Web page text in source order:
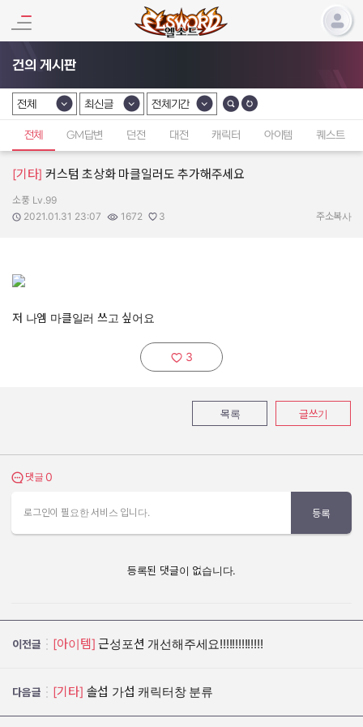
건의 게시판
카테고리 선택
전체
카테고리 선택
최신글
카테고리 선택
전체기간
전체 GM답변 던전 대전 캐릭터 아이템 퀘스트
[기타] 커스텀 초상화 마클일러도 추가해주세요
작성자:
소풍 Lv.99
작성일:
2021.01.31 23:07
조회수:
1672
추천수:
3 주소복사
저 나엠 마클일러 쓰고 싶어요
추천하기:
3
목록 글쓰기
댓글 보기
댓글 0
로그인이 필요한 서비스 입니다. 등록
등록된 댓글이 없습니다.
이전글 [아이템] 근성포션 개선해주세요!!!!!!!!!!!!!!
다음글 [기타] 솔섭 가섭 캐릭터창 분류